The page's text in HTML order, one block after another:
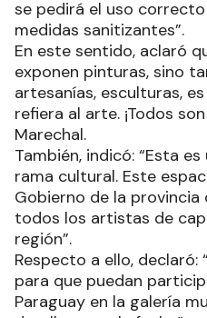
se pedirá el uso
medidas sanitizantes”.
En este sentido, aclaró
exponen pinturas, sino
artesanías, esculturas,
refiera al arte. ¡Todos
Marechal.
También, indicó: “Esta
rama cultural. Este
Gobierno de la provincia
todos los artistas de
región”.
Respecto a ello,
para que puedan
Paraguay en la galería